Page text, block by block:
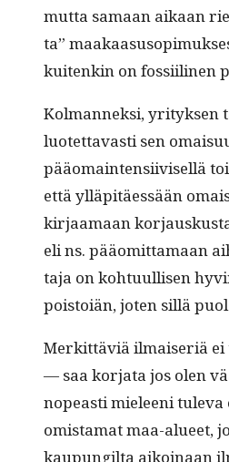
mut­ta samaan aikaan
ta”
kuitenkin on fos­si­ili­nen
Kol­man­nek­si, yri­tyk­sen
luotet­tavasti sen
pääo­main­ten­si­ivisel­lä
että ylläpitäessään
kir­jaa­maan
eli ns. pääomit­ta­maan
ta­ja on kohtu­ullisen
pois­toiän, joten sil­lä
Merkit­täviä ilmais­er­iä ei
— saa kor­ja­ta jos olen
nopeasti mieleeni
omis­ta­mat maa-alueet,
kaupungilta aikoinaan